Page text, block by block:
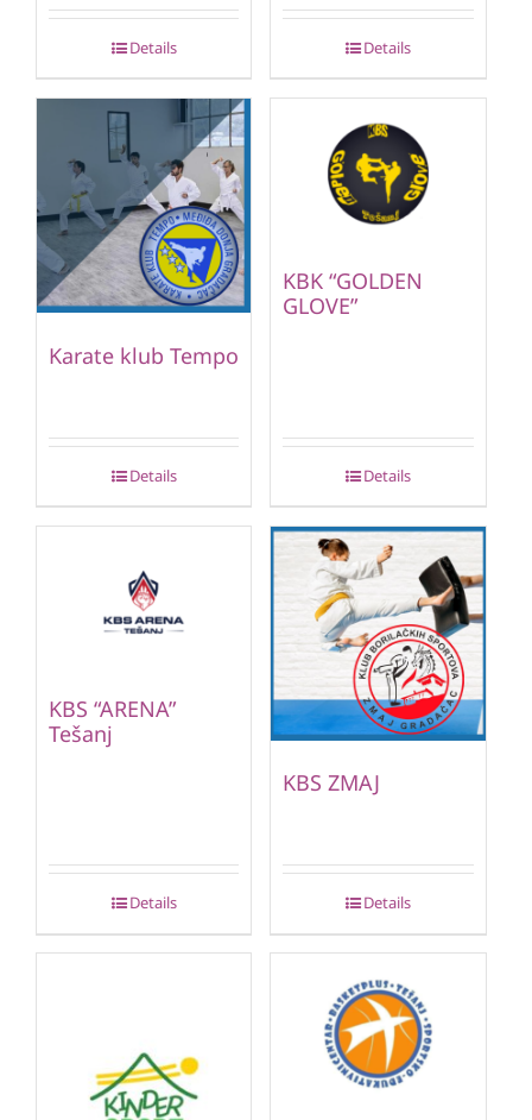
Details Details
Karate klub Tempo
Details
KBK “GOLDEN
GLOVE”
Details
KBS “ARENA”
Tešanj
Details
KBS ZMAJ
Details